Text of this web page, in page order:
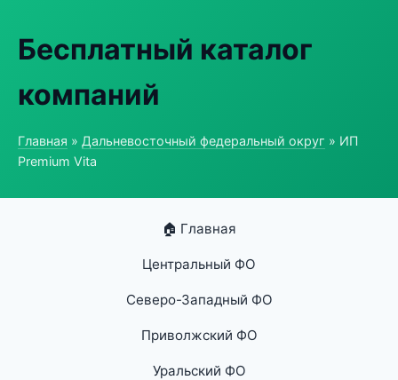
Бесплатный каталог
компаний
Главная » Дальневосточный федеральный округ » ИП
Premium Vita
🏠 Главная
Центральный ФО
Северо-Западный ФО
Приволжский ФО
Уральский ФО